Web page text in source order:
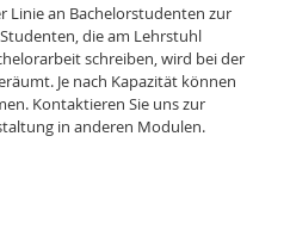
Linie an Bachelorstudenten zur
die am Lehrstuhl
schreiben, wird bei der
Je nach Kapazität können
Kontaktieren Sie uns zur
in anderen Modulen.